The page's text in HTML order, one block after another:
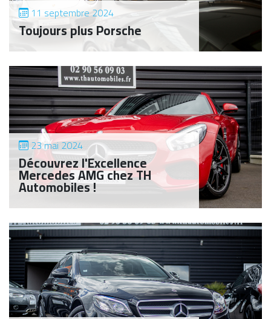
11 septembre 2024
Toujours plus Porsche
23 mai 2024
Découvrez l'Excellence
Mercedes AMG chez TH
Automobiles !